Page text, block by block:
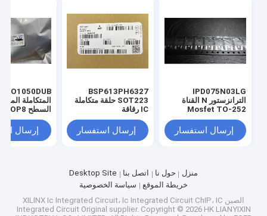
IPD075N03LG
الترانزستور N القناة
Mosfet TO-252
إرسال استفسار
BSP613PH6327
SOT223 حلقة متكاملة
IC رقاقة
إرسال استفسار
المتكاملة
السطح SOP8
إرسال
منزل حول نا اتصل بنا
Desktop Site
خريطة الموقع
سياسة الخصوصية
الصين XILINX Ic Integrated Circuit، Ic Integrated Circuit ChIP، IC
Integrated Circuit Original supplier. Copyright © 2026 HK LIANYIXIN